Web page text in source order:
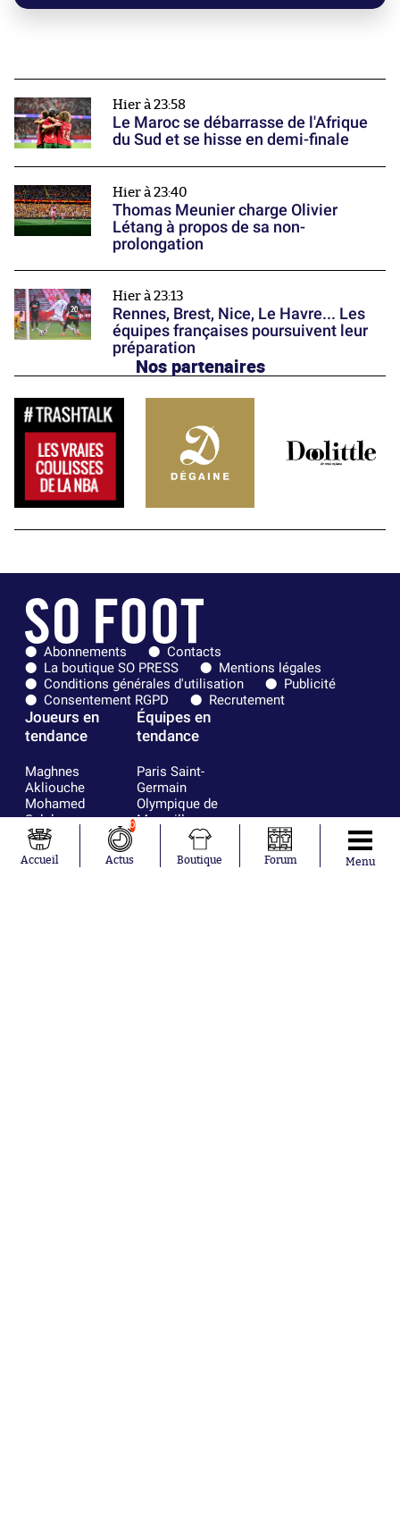
Hier à 23:58
Le Maroc se débarrasse de l'Afrique
du Sud et se hisse en demi-finale
Hier à 23:40
Thomas Meunier charge Olivier
Létang à propos de sa non-
prolongation
Hier à 23:13
Rennes, Brest, Nice, Le Havre... Les
équipes françaises poursuivent leur
préparation
Nos partenaires
Abonnements
Contacts
La boutique SO PRESS
Mentions légales
Conditions générales d'utilisation
Publicité
Consentement RGPD
Recrutement
Joueurs en
tendance
Maghnes
Akliouche
Mohamed
Salah
Lionel Messi
Ferrán Torres
Kilian Corredor
Équipes en
tendance
Paris Saint-
Germain
Olympique de
Marseille
Real Madrid
Olympique
Accueil
0
Actus Boutique Forum Menu